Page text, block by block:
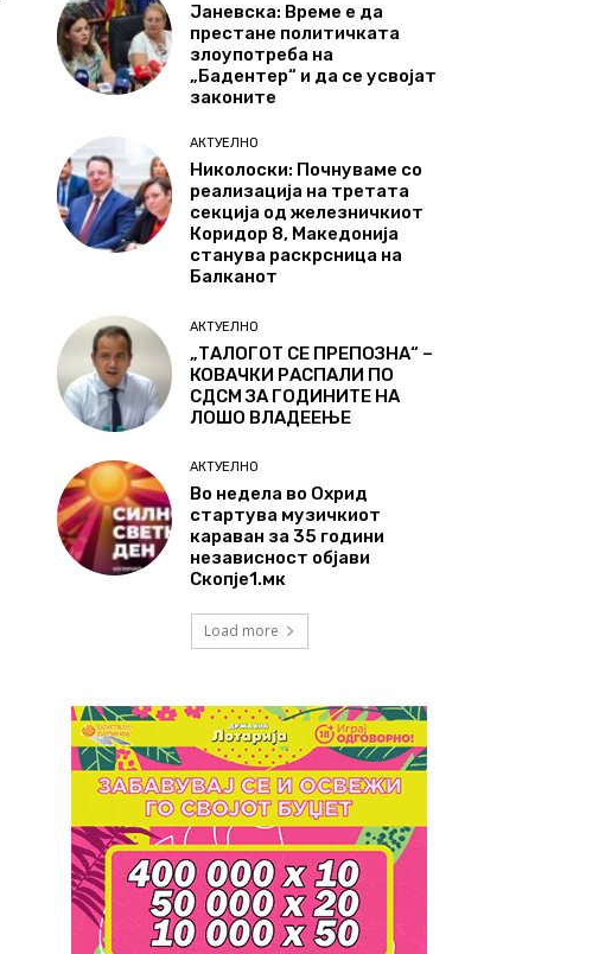
Јаневска: Време е да
престане политичката
злоупотреба на
„Бадентер“ и да се усвојат
законите
АКТУЕЛНО
Николоски: Почнуваме со
реализација на третата
секција од железничкиот
Коридор 8, Македонија
станува раскрсница на
Балканот
АКТУЕЛНО
„ТАЛОГОТ СЕ ПРЕПОЗНА“ –
КОВАЧКИ РАСПАЛИ ПО
СДСМ ЗА ГОДИНИТЕ НА
ЛОШО ВЛАДЕЕЊЕ
АКТУЕЛНО
Во недела во Охрид
стартува музичкиот
караван за 35 години
независност објави
Скопје1.мк
Load more